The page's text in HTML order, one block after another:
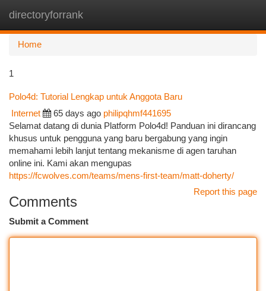
directoryforrank
Home
1
Polo4d: Tutorial Lengkap untuk Anggota Baru
Internet 65 days ago philipqhmf441695
Selamat datang di dunia Platform Polo4d! Panduan ini dirancang
khusus untuk pengguna yang baru bergabung yang ingin
memahami lebih lanjut tentang mekanisme di agen taruhan
online ini. Kami akan mengupas
https://fcwolves.com/teams/mens-first-team/matt-doherty/
Report this page
Comments
Submit a Comment